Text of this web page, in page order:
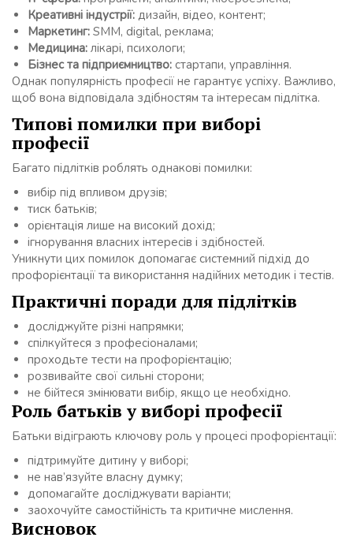
Креативні індустрії: дизайн, відео, контент;
Маркетинг: SMM, digital, реклама;
Медицина: лікарі, психологи;
Бізнес та підприємництво: стартапи, управління.
Однак популярність професії не гарантує успіху. Важливо,
щоб вона відповідала здібностям та інтересам підлітка.
Типові помилки при виборі
професії
Багато підлітків роблять однакові помилки:
вибір під впливом друзів;
тиск батьків;
орієнтація лише на високий дохід;
ігнорування власних інтересів і здібностей.
Уникнути цих помилок допомагає системний підхід до
профорієнтації та використання надійних методик і тестів.
Практичні поради для підлітків
досліджуйте різні напрямки;
спілкуйтеся з професіоналами;
проходьте тести на профорієнтацію;
розвивайте свої сильні сторони;
не бійтеся змінювати вибір, якщо це необхідно.
Роль батьків у виборі професії
Батьки відіграють ключову роль у процесі профорієнтації:
підтримуйте дитину у виборі;
не нав’язуйте власну думку;
допомагайте досліджувати варіанти;
заохочуйте самостійність та критичне мислення.
Висновок